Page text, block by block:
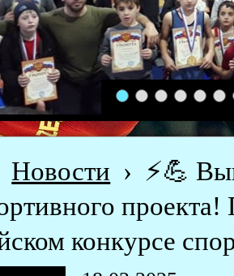
1 2 3 4 5 6
Новости › ⚡️💪
конкурсе